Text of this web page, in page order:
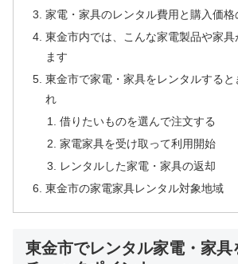
家電・家具のレンタル費用と購入価格
東金市内では、こんな家電製品や家具
ます
東金市で家電・家具をレンタルする
れ
借りたいものを選んで注文する
家電家具を受け取って利用開始
レンタルした家電・家具の返却
東金市の家電家具レンタル対象地域
東金市でレンタル家電・家具